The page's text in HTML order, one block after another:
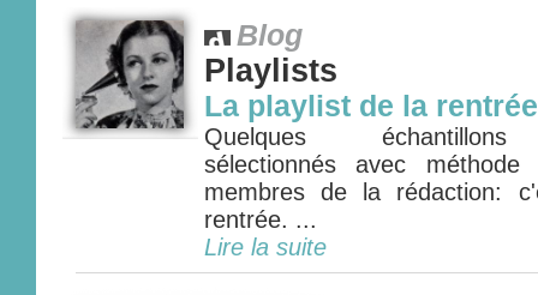
Blog
Playlists
La playlist de la rentrée
Quelques échantillons
sélectionnés avec
membres de la rédaction:
rentrée. ...
Lire la suite